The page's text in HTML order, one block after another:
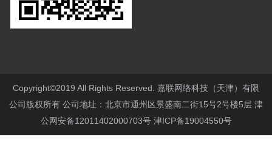
Copyright©2019 All Rights Reserved. 嘉联网络科技（天津）有限
公司版权所有 公司地址：北京市通州区景盛南二街15号2号楼5层 津
公网安备12011402000703号 津ICP备19004550号